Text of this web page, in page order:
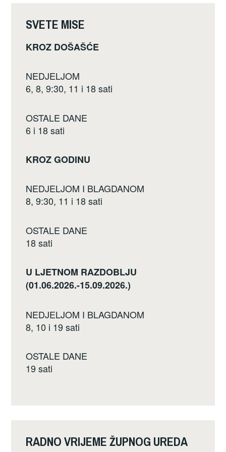
k
SVETE MISE
KROZ DOŠAŠĆE
NEDJELJOM
6, 8, 9:30, 11 i 18 sati
OSTALE DANE
6 i 18 sati
KROZ GODINU
NEDJELJOM I BLAGDANOM
8, 9:30, 11 i 18 sati
OSTALE DANE
18 sati
U LJETNOM RAZDOBLJU
(01.06.2026.-15.09.2026.)
NEDJELJOM I BLAGDANOM
8, 10 i 19 sati
OSTALE DANE
19 sati
RADNO VRIJEME ŽUPNOG UREDA